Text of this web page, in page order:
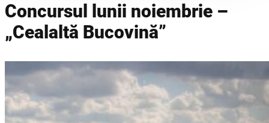
Concursul lunii noiembrie –
„Cealaltă Bucovină”